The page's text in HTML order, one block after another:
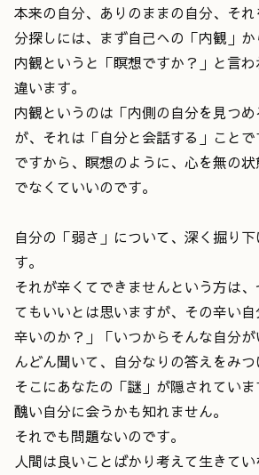
本来の自分、ありのままの自分、そ
分探しには、まず自己への「内観」か
内観というと「瞑想ですか？」と言
違います。
内観というのは「内側の自分を見つ
が、それは「自分と会話する」ことで
ですから、瞑想のように、心を無の
でなくていいのです。
自分の「弱さ」について、深く掘り
す。
それが辛くてできませんという方は
てもいいとは思いますが、その辛い
辛いのか？」「いつからそんな自分
んどん聞いて、自分なりの答えをみつ
そこにあなたの「謎」が隠されていま
醜い自分に会うかも知れません。
それでも問題ないのです。
人間は良いことばかり考えて生きて